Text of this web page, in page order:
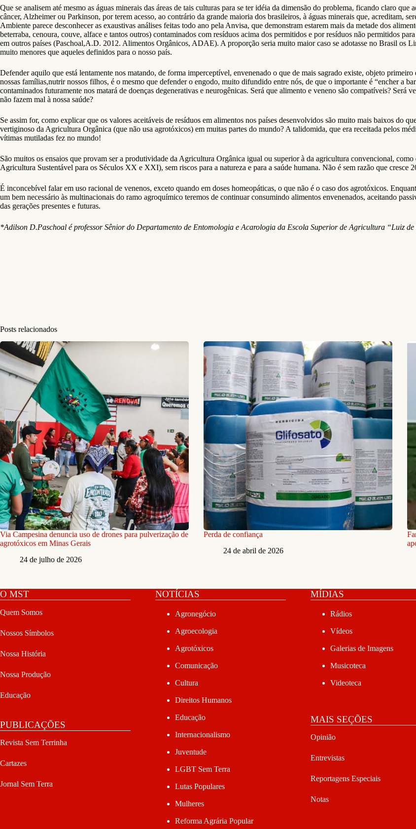
Que se analisem até mesmo as águas minerais das áreas de tais culturas para se ter idéia da dimensão do problema, ficando claro
câncer, Alzheimer ou Parkinson, por terem acesso, ao contrário da grande maioria dos brasileiros, à águas minerais que, acreditam,
Ambiente parece desconhecer as exaustivas análises feitas todo ano pela Anvisa, que demonstram estarem mais da metade dos
beterraba, cenoura, couve, alface e tantos outros) contaminados com resíduos acima dos permitidos e por resíduos não permitidos
em outros países (Paschoal,A.D. 2012. Alimentos Orgânicos, ADAE). A proporção seria muito maior caso se adotasse no Brasil os
muito menores que aqueles definidos para o nosso país.
Defender aquilo que está lentamente nos matando, de forma imperceptível, envenenado o que de mais sagrado existe, objeto
nossas famílias,nutrir nossos filhos, é o mesmo que defender o engodo, muito difundido entre nós, de que o importante é “encher a
contaminados futuramente nos matará de doenças degenerativas e neurogênicas. Será que alimento e veneno são compatíveis? Será
não fazem mal à nossa saúde?
Se assim for, como explicar que os valores aceitáveis de resíduos em alimentos nos países desenvolvidos são muito mais baixos do
vertiginoso da Agricultura Orgânica (que não usa agrotóxicos) em muitas partes do mundo? A talidomida, que era receitada pelos
vítimas mutiladas fez no mundo!
São muitos os ensaios que provam ser a produtividade da Agricultura Orgânica igual ou superior à da agricultura convencional,
Agricultura Sustentável para os Séculos XX e XXI), sem riscos para a natureza e para a saúde humana. Não é sem razão que cresce
É inconcebível falar em uso racional de venenos, exceto quando em doses homeopáticas, o que não é o caso dos agrotóxicos.
um bem necessário às multinacionais do ramo agroquímico teremos de continuar consumindo alimentos envenenados, aceitando
das gerações presentes e futuras.
*Adilson D.Paschoal é professor Sênior do Departamento de Entomologia e Acarologia da Escola Superior de Agricultura “Luiz de
Posts relacionados
Via Campesina denuncia uso de drones para pulverização de
agrotóxicos em Minas Gerais
24 de julho de 2026
Perda de confiança
24 de abril de 2026
O MST
Quem Somos
Nossos Símbolos
Nossa História
Nossa Produção
Educação
PUBLICAÇÕES
Revista Sem Terrinha
Cartazes
Jornal Sem Terra
NOTÍCIAS
Agronegócio
Agroecologia
Agrotóxicos
Comunicação
Cultura
Direitos Humanos
Educação
Internacionalismo
Juventude
LGBT Sem Terra
Lutas Populares
Mulheres
Reforma Agrária Popular
MÍDIAS
Rádios
Vídeos
Galerias de Imagens
Musicoteca
Videoteca
MAIS SEÇÕES
Opinião
Entrevistas
Reportagens Especiais
Notas